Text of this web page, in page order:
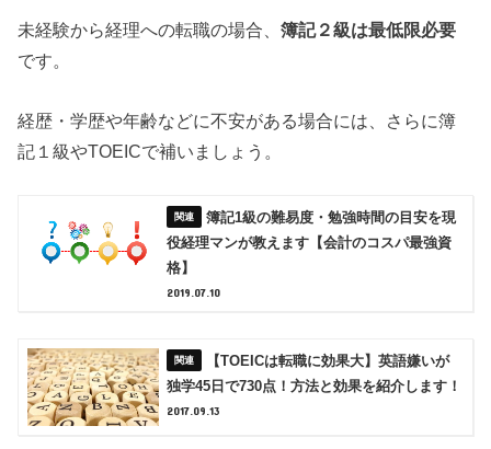
未経験から経理への転職の場合、簿記２級は最低限必要
です。
経歴・学歴や年齢などに不安がある場合には、さらに簿
記１級やTOEICで補いましょう。
簿記1級の難易度・勉強時間の目安を現
役経理マンが教えます【会計のコスパ最強資
格】
2019.07.10
【TOEICは転職に効果大】英語嫌いが
独学45日で730点！方法と効果を紹介します！
2017.09.13